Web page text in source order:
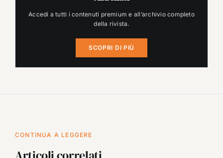
Accedi a tutti i contenuti premium e all’archivio completo
della rivista.
SCOPRI DI PIÙ
CONTINUA A LEGGERE